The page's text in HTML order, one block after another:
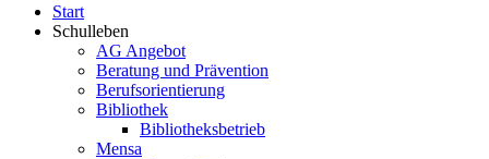
Start
Schulleben
AG Angebot
Beratung und Prävention
Berufsorientierung
Bibliothek
Bibliotheksbetrieb
Mensa